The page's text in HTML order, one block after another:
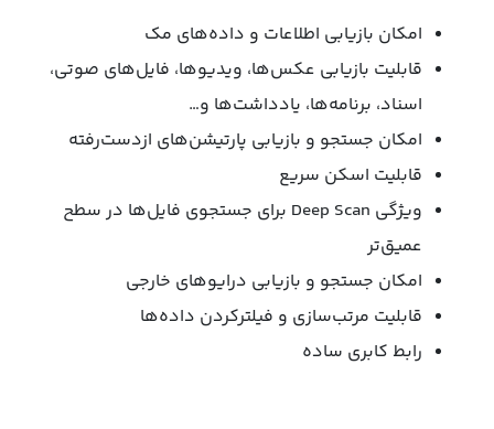
امکان بازیابی اطلاعات و داده‌های مک
قابلیت بازیابی عکس‌ها‌، ویدیوها، فایل‌های صوتی،
اسناد، برنامه‌ها، یادداشت‌ها و…
امکان جستجو و بازیابی پارتیشن‌های از‌دست‌رفته
قابلیت اسکن سریع
ویژگی Deep Scan برای جستجوی فایل‌ها در سطح
عمیق‌تر
امکان جستجو و بازیابی درایوهای خارجی
قابلیت مرتب‌سازی و فیلترکردن داده‌ها
رابط کابری ساده